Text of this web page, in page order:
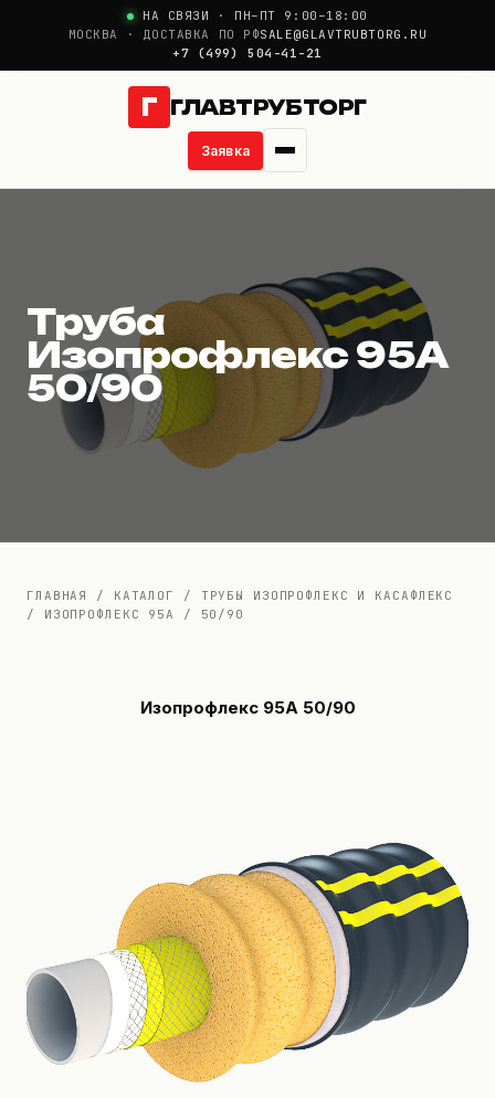
НА СВЯЗИ · ПН–ПТ 9:00–18:00
МОСКВА · ДОСТАВКА ПО РФSALE@GLAVTRUBTORG.RU
+7 (499) 504-41-21
Г ГЛАВТРУБТОРГ
Продукция
Услуги
Заявка
Труба
Изопрофлекс 95А
50/90
ГЛАВНАЯ / КАТАЛОГ / ТРУБЫ ИЗОПРОФЛЕКС И КАСАФЛЕКС
/ ИЗОПРОФЛЕКС 95А / 50/90
Изопрофлекс 95А 50/90